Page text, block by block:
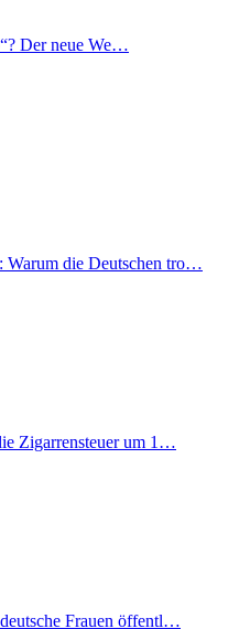
Der neue We…
Warum die Deutschen tro…
Zigarrensteuer um 1…
Frauen öffentl…